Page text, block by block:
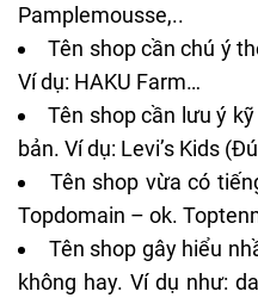
Pamplemousse,..
Tên shop cần chú ý
Ví dụ: HAKU Farm…
Tên shop cần lưu ý
bản. Ví dụ: Levi’s Kids
Tên shop vừa có
Topdomain – ok.
Tên shop gây hiểu
không hay. Ví dụ như: